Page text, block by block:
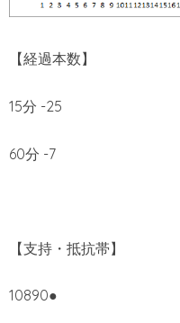
【経過本数】
15分 -25
60分 -7
【支持・抵抗帯】
10890●